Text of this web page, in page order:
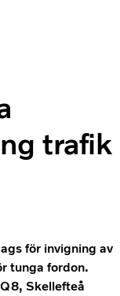
trafik
för invigning av
tunga fordon.
Skellefteå